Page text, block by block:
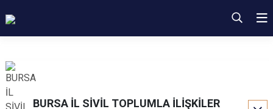
BURSA İL SİVİL TOPLUMLA İLİŞKİLER